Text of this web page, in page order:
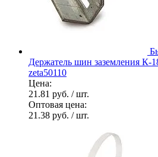
Держатель шин заземления
zeta50110
Цена:
21.81 руб. / шт.
Оптовая цена:
21.38 руб. / шт.